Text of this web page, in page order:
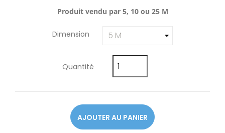
Produit vendu par 5, 10 ou 25 M
Dimension
Quantité
AJOUTER AU PANIER